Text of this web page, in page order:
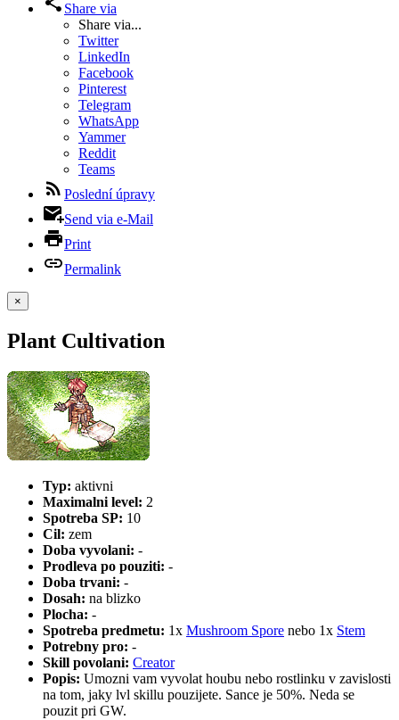
Share via
Share via...
Twitter
LinkedIn
Facebook
Pinterest
Telegram
WhatsApp
Yammer
Reddit
Teams
Poslední úpravy
Send via e-Mail
Print
Permalink
×
Plant Cultivation
Typ: aktivni
Maximalni level: 2
Spotreba SP: 10
Cil: zem
Doba vyvolani: -
Prodleva po pouziti: -
Doba trvani: -
Dosah: na blizko
Plocha: -
Spotreba predmetu: 1x Mushroom Spore nebo 1x Stem
Potrebny pro: -
Skill povolani: Creator
Popis: Umozni vam vyvolat houbu nebo rostlinku v zavislosti
na tom, jaky lvl skillu pouzijete. Sance je 50%. Neda se
pouzit pri GW.